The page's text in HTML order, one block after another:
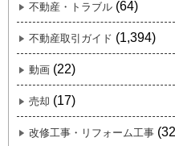
不動産・トラブル (64)
不動産取引ガイド (1,394)
動画 (22)
売却 (17)
改修工事・リフォーム工事